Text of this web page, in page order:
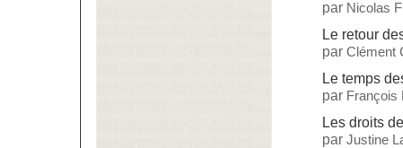
par Nicolas
Le retour
par Clément
Le temps
par François
Les droits
par Justine